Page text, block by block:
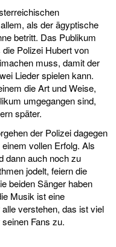
als der ägyptische
betritt. Das Publikum
Polizei Hubert von
muss, damit der
Lieder spielen kann.
die Art und Weise,
umgegangen sind,
später.
der Polizei dagegen
vollen Erfolg. Als
dann auch noch zu
jodelt, feiern die
beiden Sänger haben
Musik ist eine
verstehen, das ist viel
Fans zu.